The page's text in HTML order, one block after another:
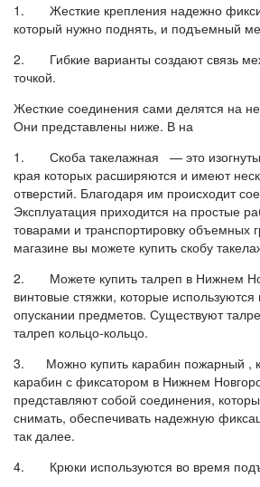
1. Жесткие крепления надежно
который нужно поднять, и подъемный
2. Гибкие варианты создают связь
точкой.
Жесткие соединения сами делятся на
Они представлены ниже. В на
1. Скоба такелажная — это изогнутые
края которых расширяются и имеют
отверстий. Благодаря им происходит
Эксплуатация приходится на простые
товарами и транспортировку объемных
магазине вы можете купить скобу
2. Можете купить талреп в Нижнем
винтовые стяжки, которые используются
опускании предметов. Существуют
талреп кольцо-кольцо.
3. Можно купить карабин пожарный ,
карабин с фиксатором в Нижнем
представляют собой соединения,
снимать, обеспечивать надежную
так далее.
4. Крюки используются во время